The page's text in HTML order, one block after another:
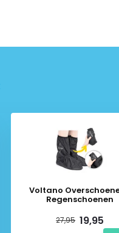
Voltano
Regenschoenen
27,95 19,95